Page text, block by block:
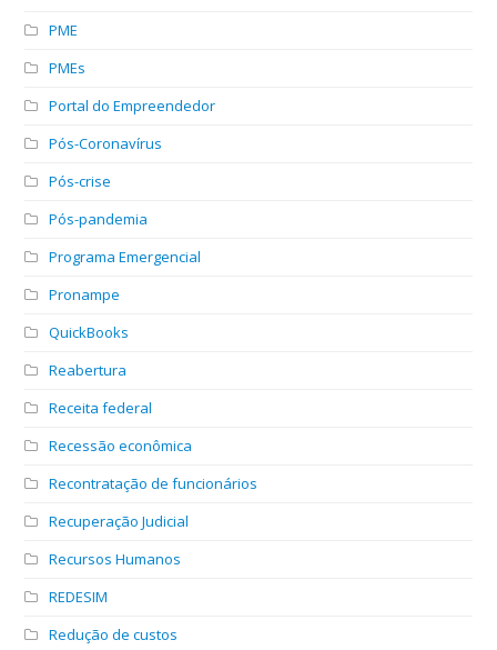
PME
PMEs
Portal do Empreendedor
Pós-Coronavírus
Pós-crise
Pós-pandemia
Programa Emergencial
Pronampe
QuickBooks
Reabertura
Receita federal
Recessão econômica
Recontratação de funcionários
Recuperação Judicial
Recursos Humanos
REDESIM
Redução de custos